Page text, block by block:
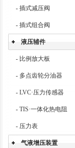
- 插式减压阀
- 插式组合阀
液压辅件
- 比例放大板
- 多点齿轮分油器
- LVC·压力传感器
- TIS·一体化热电阻
- 压力表
气液增压装置